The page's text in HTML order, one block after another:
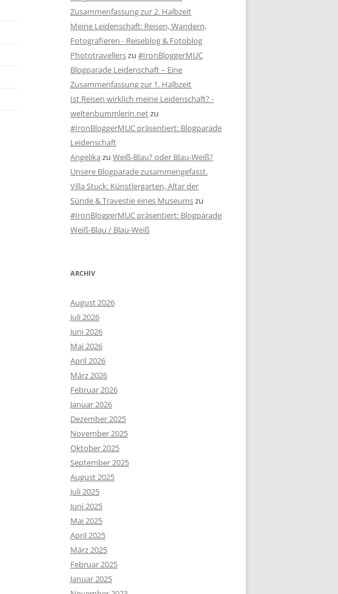
Zusammenfassung zur 2. Halbzeit
Meine Leidenschaft: Reisen, Wandern,
Fotografieren - Reiseblog & Fotoblog
Phototravellerszu #IronBloggerMUC
Blogparade Leidenschaft – Eine
Zusammenfassung zur 1. Halbzeit
Ist Reisen wirklich meine Leidenschaft? -
weltenbummlerin.netzu
#IronBloggerMUC präsentiert: Blogparade
Leidenschaft
Angelika zu Weiß-Blau? oder Blau-Weiß?
Unsere Blogparade zusammengefasst.
Villa Stuck: Künstlergarten, Altar der
Sünde & Travestie eines Museumszu
#IronBloggerMUC präsentiert: Blogparade
Weiß-Blau / Blau-Weiß
ARCHIV
August 2026
Juli 2026
Juni 2026
Mai 2026
April 2026
März 2026
Februar 2026
Januar 2026
Dezember 2025
November 2025
Oktober 2025
September 2025
August 2025
Juli 2025
Juni 2025
Mai 2025
April 2025
März 2025
Februar 2025
Januar 2025